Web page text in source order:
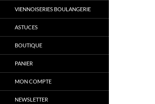
VIENNOISERIES BOULANGERIE
ASTUCES
BOUTIQUE
PANIER
MON COMPTE
NEWSLETTER